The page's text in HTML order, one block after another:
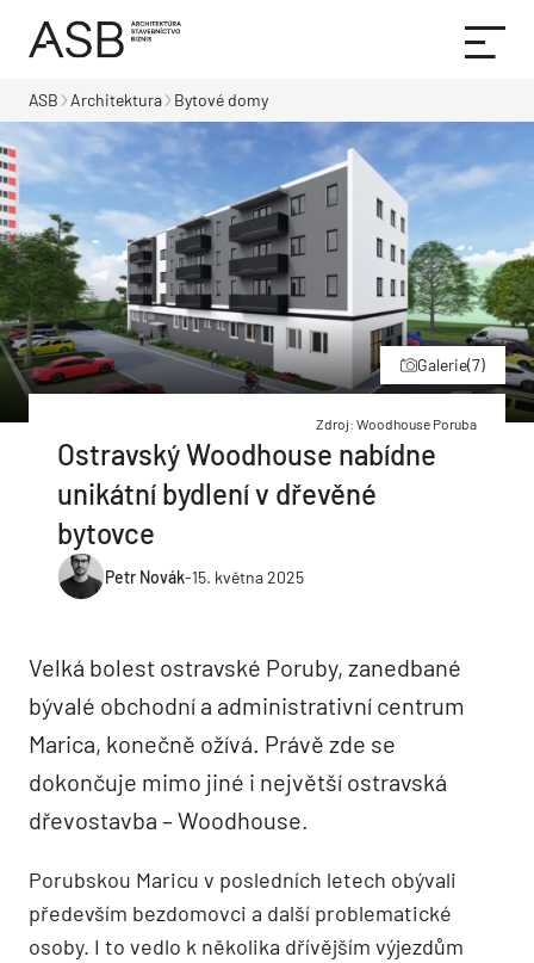
ASB Architektura Bytové domy
Galerie(7)
Zdroj: Woodhouse Poruba
Ostravský Woodhouse nabídne
unikátní bydlení v dřevěné
bytovce
Petr Novák-15. května 2025
Velká bolest ostravské Poruby, zanedbané
bývalé obchodní a administrativní centrum
Marica, konečně ožívá. Právě zde se
dokončuje mimo jiné i největší ostravská
dřevostavba – Woodhouse.
Porubskou Maricu v posledních letech obývali
především bezdomovci a další problematické
osoby. I to vedlo k několika dřívějším výjezdům